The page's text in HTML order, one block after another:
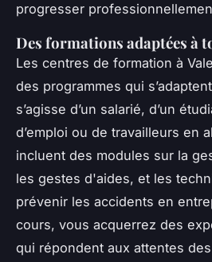
progresser
Des formations adaptées à
Les centres de formation à
des programmes qui
s’agisse d’un salarié, d’un
d’emploi ou de travailleurs en
incluent des modules sur la
les gestes d'aides, et les
prévenir les accidents en
cours, vous acquerrez des
qui répondent aux attentes